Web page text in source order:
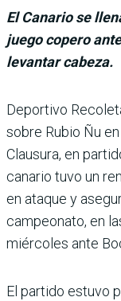
El Canario se
juego copero
levantar cabeza.
Deportivo
sobre Rubio Ñu
Clausura, en
canario tuvo un
en ataque y
campeonato, en
miércoles ante
El partido estuvo